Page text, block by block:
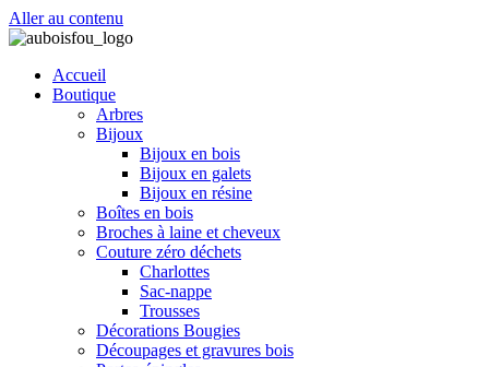
Aller au contenu
Accueil
Boutique
Arbres
Bijoux
Bijoux en bois
Bijoux en galets
Bijoux en résine
Boîtes en bois
Broches à laine et cheveux
Couture zéro déchets
Charlottes
Sac-nappe
Trousses
Décorations Bougies
Découpages et gravures bois